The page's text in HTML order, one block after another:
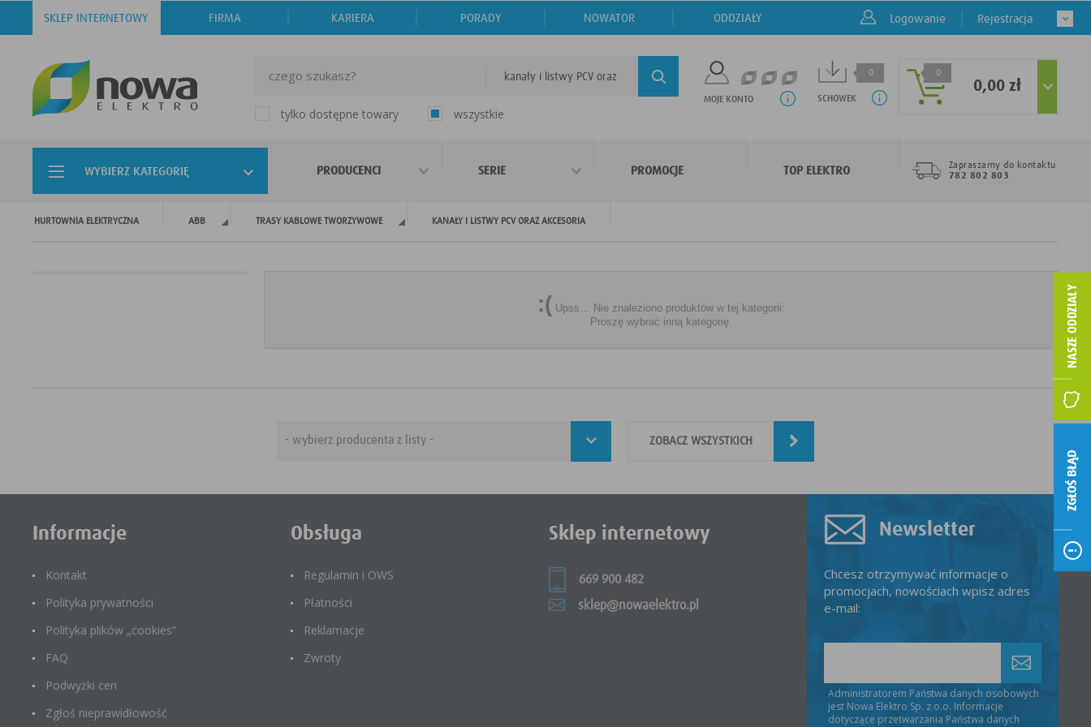
SKLEP INTERNETOWY FIRMA KARIERA PORADY NOWATOR ODDZIAŁY Logowanie Rejestracja
kanały i listwy PCV oraz akcesoria
tylko dostępne towary wszystkie
MOJE KONTO SCHOWEK
0 0
0,00 zł
WYBIERZ KATEGORIĘ PRODUCENCI SERIE PROMOCJE TOP ELEKTRO
Zapraszamy do kontaktu
782 802 803
HURTOWNIA ELEKTRYCZNA ABB TRASY KABLOWE TWORZYWOWE KANAŁY I LISTWY PCV ORAZ AKCESORIA
:( Upss… Nie znaleziono produktów w tej kategorii:
Proszę wybrać inną kategorię.
ZOBACZ WSZYSTKICH
Informacje
Kontakt
Polityka prywatności
Polityka plików „cookies”
FAQ
Podwyżki cen
Zgłoś nieprawidłowość
Obsługa
Regulamin i OWS
Płatności
Reklamacje
Zwroty
Sklep internetowy
669 900 482
sklep@nowaelektro.pl
Newsletter
Chcesz otrzymywać informacje o
promocjach, nowościach wpisz adres
e-mail:
Administratorem Państwa danych osobowych
jest Nowa Elektro Sp. z o.o. Informacje
dotyczące przetwarzania Państwa danych
ZGŁOŚ BŁĄD